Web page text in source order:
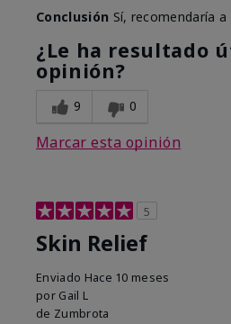
Conclusión Sí, recomendaría
¿Le ha resultado
opinión?
9 0
Marcar esta opinión
5
Skin Relief
Enviado Hace 10 meses
por Gail L
de Zumbrota